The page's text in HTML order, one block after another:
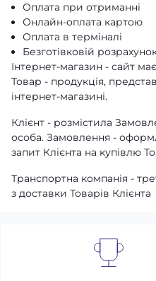
Оплата при отриманні
Онлайн-оплата картою
Оплата в терміналі
Безготівковій
Інтернет-магазин - сайт
Товар - продукція,
інтернет-магазині.
Клієнт - розмістила
особа. Замовлення -
запит Клієнта на купівлю
Транспортна компанія -
з доставки Товарів Клієнта